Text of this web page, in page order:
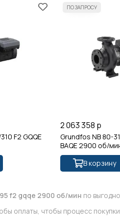
F2 GQQE
2 063 358 р
Grundfos NB 80-
BAQE 2900 об/
В корзину
f2 gqqe 2900 об/мин по
оплаты, чтобы процесс